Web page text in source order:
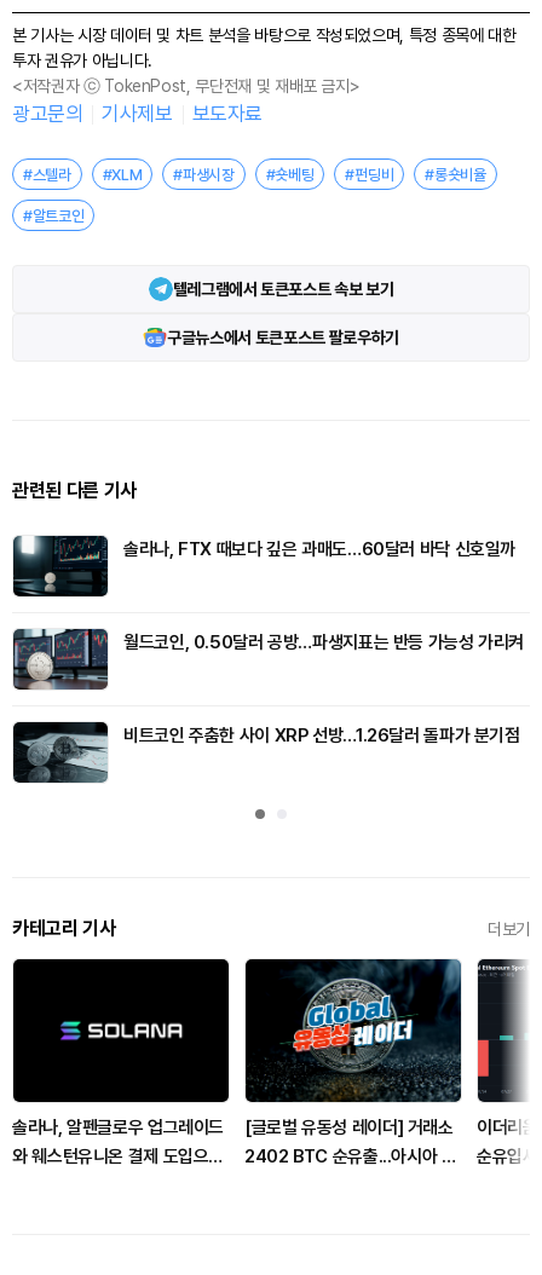
본 기사는 시장 데이터 및 차트 분석을 바탕으로 작성되었으며, 특정 종목에 대한
투자 권유가 아닙니다.
<저작권자 ⓒ TokenPost, 무단전재 및 재배포 금지>
광고문의 기사제보 보도자료
#스텔라 #XLM #파생시장 #숏베팅 #펀딩비 #롱숏비율
#알트코인
텔레그램에서 토큰포스트 속보 보기
구글뉴스에서 토큰포스트 팔로우하기
관련된 다른 기사
솔라나, FTX 때보다 깊은 과매도…60달러 바닥 신호일까
월드코인, 0.50달러 공방…파생지표는 반등 가능성 가리켜
비트코인 주춤한 사이 XRP 선방…1.26달러 돌파가 분기점
카테고리 기사 더보기
솔라나, 알펜글로우 업그레이드
와 웨스턴유니온 결제 도입으로
[글로벌 유동성 레이더] 거래소
2402 BTC 순유출...아시아 거
이더리
순유입